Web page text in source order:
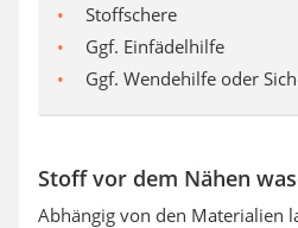
Stoffschere
Ggf. Einfädelhilfe
Ggf. Wendehilfe oder
Stoff vor dem Nähen
Abhängig von den Materialien